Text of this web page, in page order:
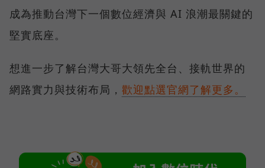
成為推動台灣下一個數位經濟與 AI 浪潮最關鍵的
堅實底座。
想進一步了解台灣大哥大領先全台、接軌世界的
網路實力與技術布局， 歡迎點選官網了解更多。